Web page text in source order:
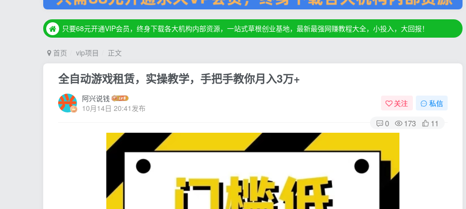
只要68元开通VIP会员，终身下载各大机构内部资源，一站式草根创业基地，最新最强网赚教程大全，小投入，大回报！
只要68元开通VIP会员，终身下载各大机构内部资源，一站式草根创业基地，最新最强网赚教程大全，小投入，大回报！
首页 vip项目 正文
全自动游戏租赁，实操教学，手把手教你月入3万+
阿兴说钱
10月14日 20:41发布
关注 私信
0 173 11